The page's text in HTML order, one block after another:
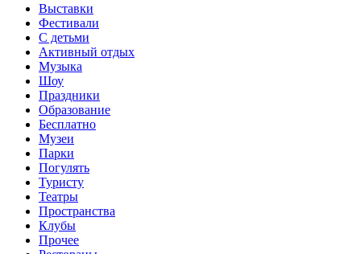
Выставки
Фестивали
С детьми
Активный отдых
Музыка
Шоу
Праздники
Образование
Бесплатно
Музеи
Парки
Погулять
Туристу
Театры
Пространства
Клубы
Прочее